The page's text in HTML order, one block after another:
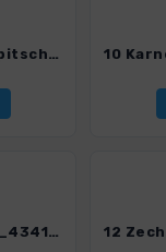
09 Grosses Gurpitschek_4341_2.gpx
11 Lignitzhoehe_4341_2.gpx